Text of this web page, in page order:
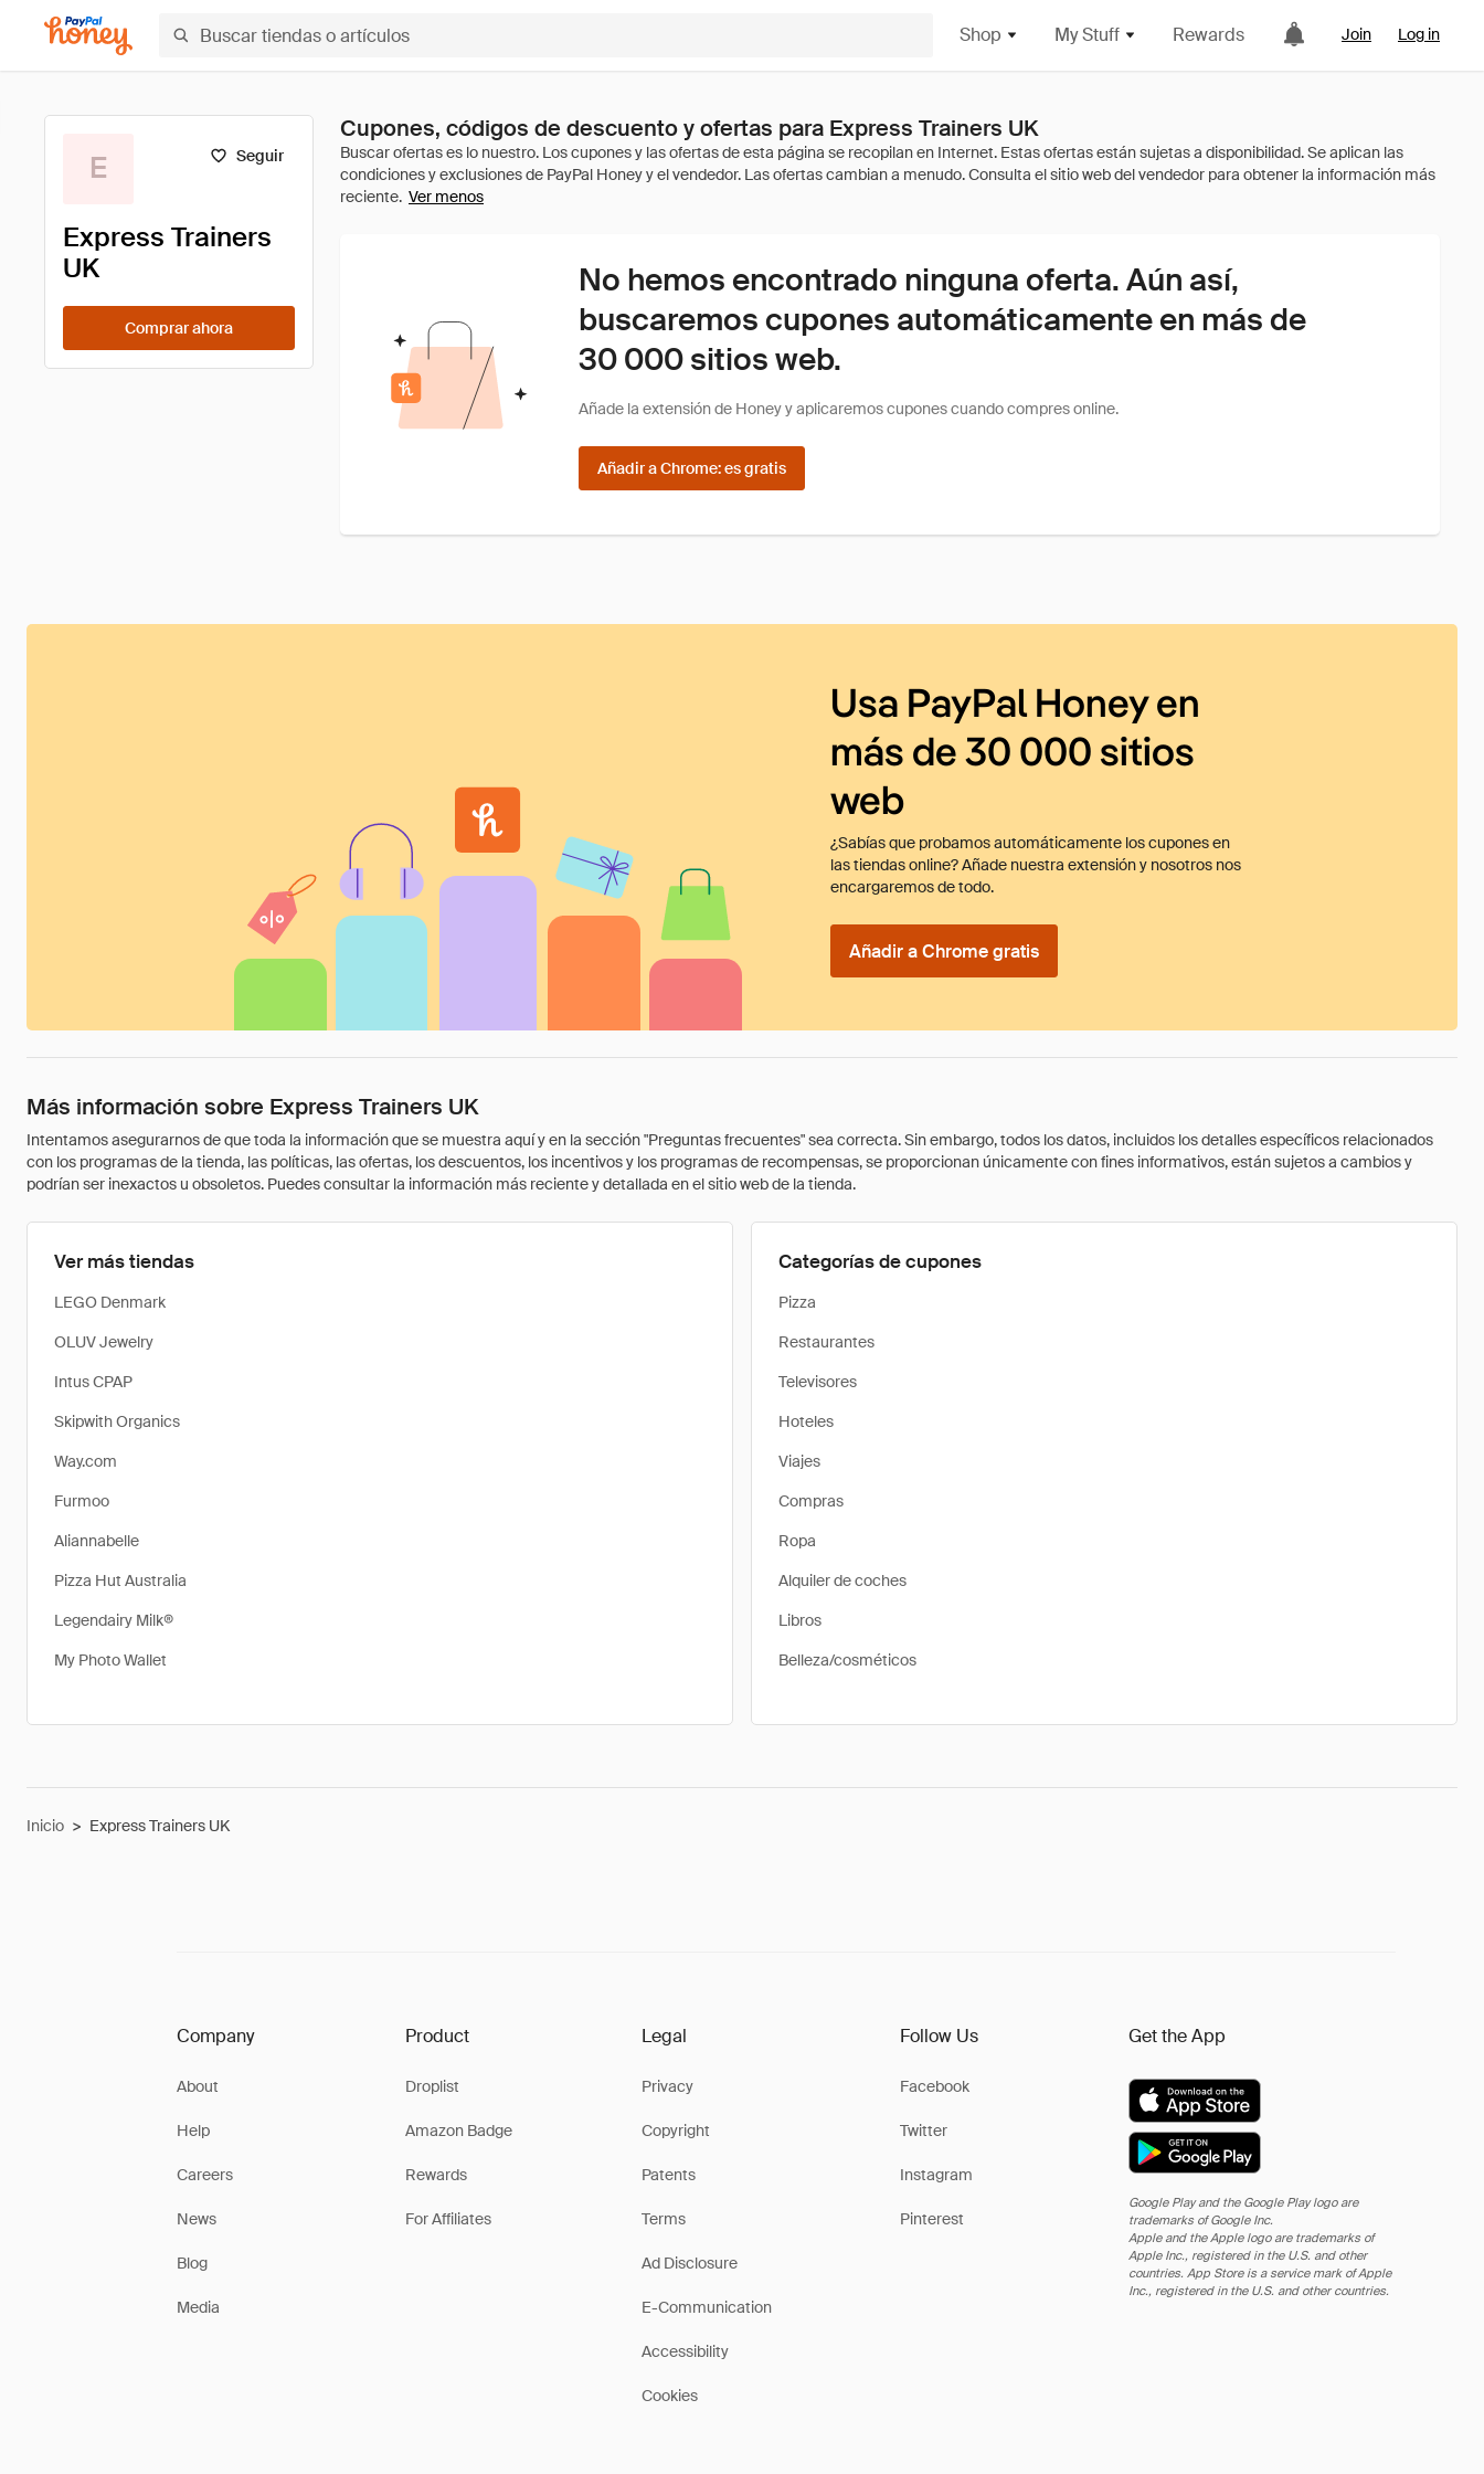
Shop My Stuff Rewards Join Log in
Seguir
E
Express Trainers
UK
Comprar ahora
Cupones, códigos de descuento y ofertas para Express Trainers UK
Ver menos
No hemos encontrado ninguna oferta. Aún así,
buscaremos cupones automáticamente en más de
30 000 sitios web.
Añade la extensión de Honey y aplicaremos cupones cuando compres online.
Añadir a Chrome: es gratis
Usa PayPal Honey en
más de 30 000 sitios
web
¿Sabías que probamos automáticamente los cupones en
las tiendas online? Añade nuestra extensión y nosotros nos
encargaremos de todo.
Añadir a Chrome gratis
Más información sobre Express Trainers UK
Intentamos asegurarnos de que toda la información que se muestra aquí y en la sección "Preguntas frecuentes" sea correcta. Sin embargo, todos los datos, incluidos los detalles específicos relacionados
con los programas de la tienda, las políticas, las ofertas, los descuentos, los incentivos y los programas de recompensas, se proporcionan únicamente con fines informativos, están sujetos a cambios y
podrían ser inexactos u obsoletos. Puedes consultar la información más reciente y detallada en el sitio web de la tienda.
Ver más tiendas
LEGO Denmark
OLUV Jewelry
Intus CPAP
Skipwith Organics
Way.com
Furmoo
Aliannabelle
Pizza Hut Australia
Legendairy Milk®
My Photo Wallet
Categorías de cupones
Pizza
Restaurantes
Televisores
Hoteles
Viajes
Compras
Ropa
Alquiler de coches
Libros
Belleza/cosméticos
Inicio > Express Trainers UK
Company
About
Help
Careers
News
Blog
Media
Product
Droplist
Amazon Badge
Rewards
For Affiliates
Legal
Privacy
Copyright
Patents
Terms
Ad Disclosure
E-Communication
Accessibility
Cookies
Follow Us
Facebook
Twitter
Instagram
Pinterest
Get the App
Google Play and the Google Play logo are
trademarks of Google Inc.
Apple and the Apple logo are trademarks of
Apple Inc., registered in the U.S. and other
countries. App Store is a service mark of Apple
Inc., registered in the U.S. and other countries.